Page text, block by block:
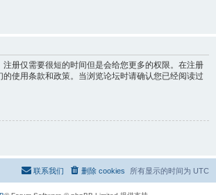
册仅需要很短的时间但是会给您更多的权限。在注册
使用条款和政策。当浏览论坛时请确认您已经阅读过
所有显示的时间为 UTC
删除 cookies
联系我们